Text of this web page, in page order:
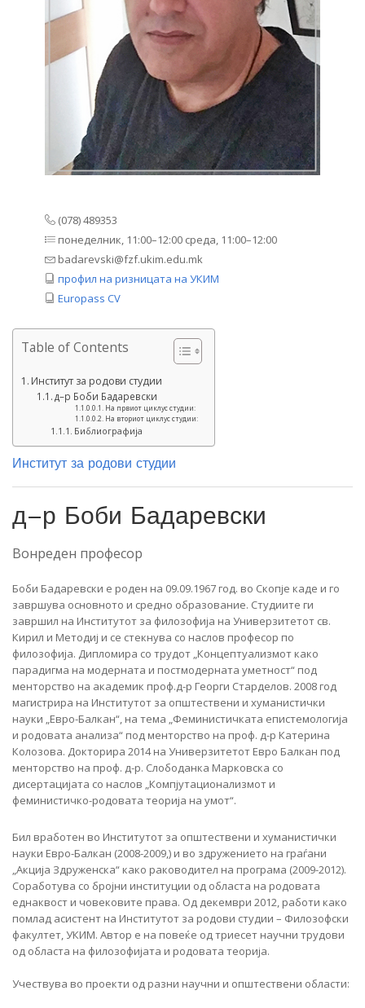
(078) 489353
понеделник, 11:00–12:00 среда, 11:00–12:00
badarevski@fzf.ukim.edu.mk
профил на ризницата на УКИМ
Europass CV
Table of Contents
Институт за родови студии
д–р Боби Бадаревски
На првиот циклус студии:
На вториот циклус студии:
Библиографија
Институт за родови студии
д–р Боби Бадаревски
Вонреден професор
Боби Бадаревски е роден на 09.09.1967 год. во Скопје каде и го
завршува основното и средно образование. Студиите ги
завршил на Институтот за филозофија на Универзитетот св.
Кирил и Методиј и се стекнува со наслов професор по
филозофија. Дипломира со трудот „Концептуализмот како
парадигма на модерната и постмодерната уметност“ под
менторство на академик проф.д-р Георги Старделов. 2008 год
магистрира на Институтот за општествени и хуманистички
науки „Евро-Балкан“, на тема „Феминистичката епистемологија
и родовата анализа“ под менторство на проф. д-р Катерина
Колозова. Докторира 2014 на Универзитетот Евро Балкан под
менторство на проф. д-р. Слободанка Марковска со
дисертацијата со наслов „Компјутационализмот и
феминистичко-родовата теорија на умот“.
Бил вработен во Институтот за општествени и хуманистички
науки Евро-Балкан (2008-2009,) и во здружението на граѓани
„Акција Здруженска“ како раководител на програма (2009-2012).
Соработува со бројни институции од областа на родовата
еднаквост и човековите права. Од декември 2012, работи како
помлад асистент на Институтот за родови студии – Филозофски
факултет, УКИМ. Автор е на повеќе од триесет научни трудови
од областа на филозофијата и родовата теорија.
Учествува во проекти од разни научни и општествени области: